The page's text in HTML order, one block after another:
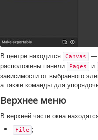
В центре находится Canvas
—
расположены панели
Pages и
зависимости от выбранного
а также команды для
Верхнее меню
В верхней части окна
File ;